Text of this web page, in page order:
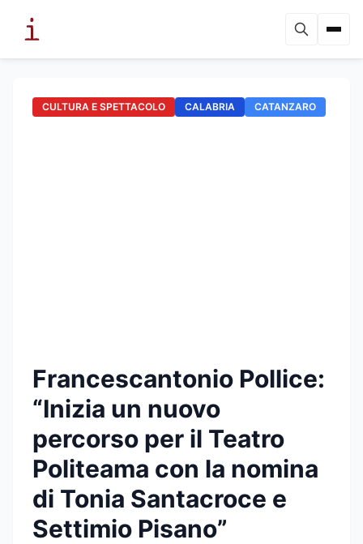
CULTURA E SPETTACOLO CALABRIA CATANZARO
Francescantonio Pollice:
“Inizia un nuovo
percorso per il Teatro
Politeama con la nomina
di Tonia Santacroce e
Settimio Pisano”